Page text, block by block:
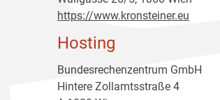
https://www.kronsteiner.eu
Hosting
Bundesrechenzentrum GmbH
Hintere Zollamtsstraße 4